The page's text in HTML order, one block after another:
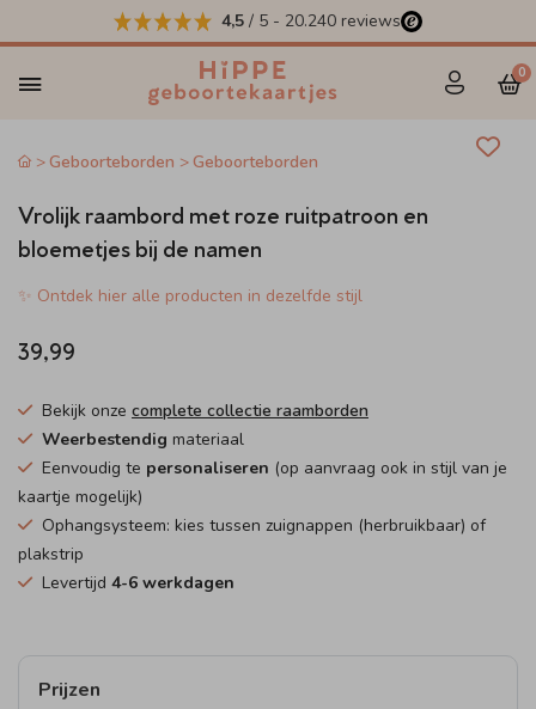
4,5 / 5 - 20.240 reviews
0
Geboorteborden Geboorteborden
Vrolijk raambord met roze ruitpatroon en
bloemetjes bij de namen
✨ Ontdek hier alle producten in dezelfde stijl
39,99
Bekijk onze complete collectie raamborden
Weerbestendig materiaal
Eenvoudig te personaliseren (op aanvraag ook in stijl van je
kaartje mogelijk)
Ophangsysteem: kies tussen zuignappen (herbruikbaar) of
plakstrip
Levertijd 4-6 werkdagen
Prijzen